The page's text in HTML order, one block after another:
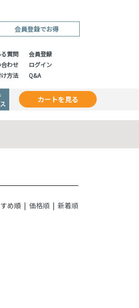
会員登録でお得
質問
わせ
方法
会員登録
ログイン
Q&A
カートを見る
め順 | 価格順 | 新着順